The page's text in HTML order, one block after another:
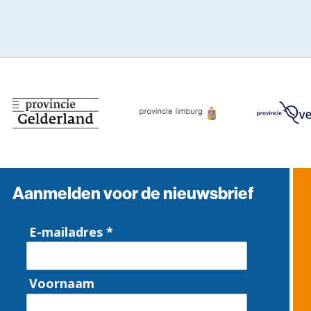
Aanmelden voor de nieuwsbrief
E-mailadres *
Voornaam